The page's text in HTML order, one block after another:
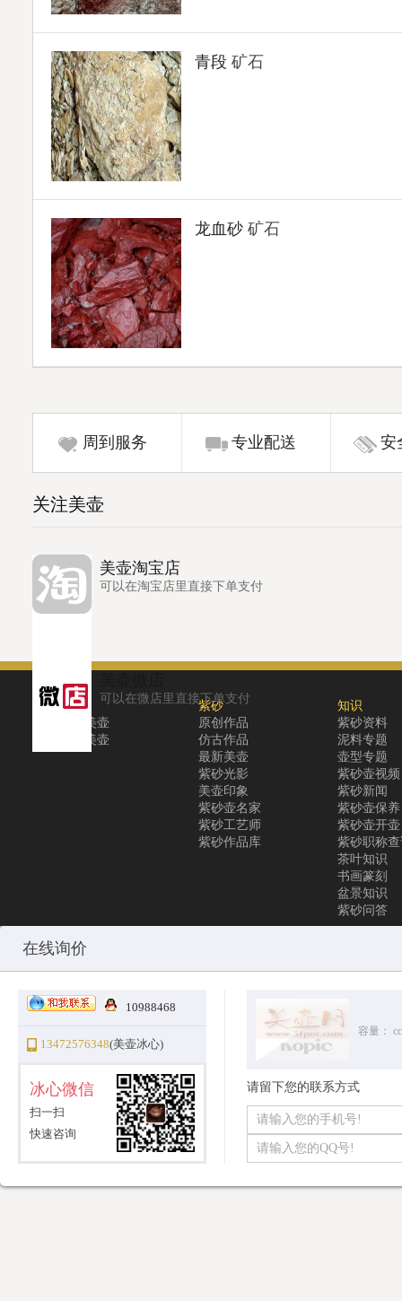
青段 矿石
龙血砂 矿石
周到服务 专业配送 安
关注美壶
美壶淘宝店
可以在淘宝店里直接下单支付
可以在微店里直接下单支付
关于
关于美壶
联系美壶
紫砂
原创作品
仿古作品
最新美壶
紫砂光影
美壶印象
紫砂壶名家
紫砂工艺师
紫砂作品库
知识
紫砂资料
泥料专题
壶型专题
紫砂壶视频
紫砂新闻
紫砂壶保养
紫砂壶开壶
紫砂职称
茶叶知识
书画篆刻
盆景知识
紫砂问答
Copyright © 2010-2025 All Rights Reserved
在线询价
10988468
13472576348(美壶冰心)
冰心微信
扫一扫
快速咨询
容量： cc
请留下您的联系方式